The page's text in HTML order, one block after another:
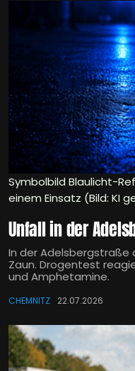
Symbolbild Blaulicht-
einem Einsatz (Bild: KI
Unfall in der
In der Adelsbergstraße
Zaun. Drogentest
und Amphetamine.
CHEMNITZ 22.07.2026